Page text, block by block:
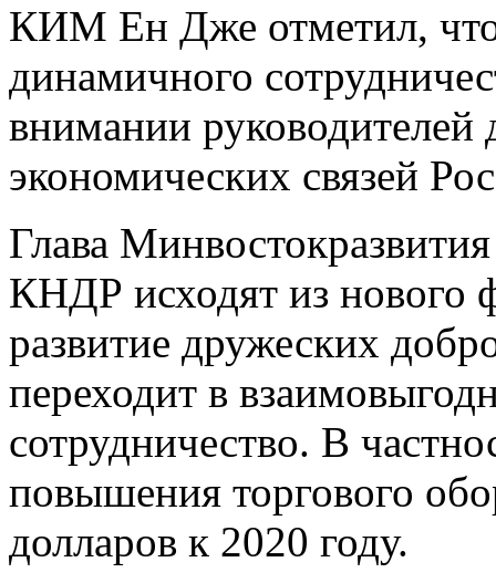
КИМ Ен Дже отметил, что
динамичного
внимании руководителей
экономических связей
Глава
КНДР исходят из нового
развитие дружеских
переходит в
сотрудничество. В
повышения торгового
долларов к 2020 году.